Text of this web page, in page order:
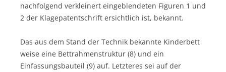
nachfolgend verkleinert eingeblendeten Figuren 1 und
2 der Klagepatentschrift ersichtlich ist, bekannt.
Das aus dem Stand der Technik bekannte Kinderbett
weise eine Bettrahmenstruktur (8) und ein
Einfassungsbauteil (9) auf. Letzteres sei auf der